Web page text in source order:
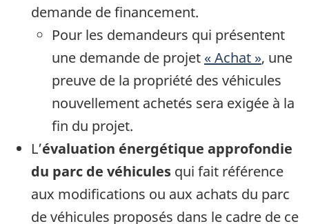
demande de financement.
Pour les demandeurs qui présentent
une demande de projet « Achat », une
preuve de la propriété des véhicules
nouvellement achetés sera exigée à la
fin du projet.
L’évaluation énergétique approfondie
du parc de véhicules qui fait référence
aux modifications ou aux achats du parc
de véhicules proposés dans le cadre de ce